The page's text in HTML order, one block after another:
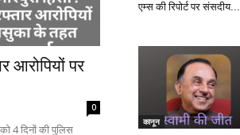
आरोपियों पर
0
4 दिनों की पुलिस
एम्स की रिपोर्ट पर संसदीय...
कानून